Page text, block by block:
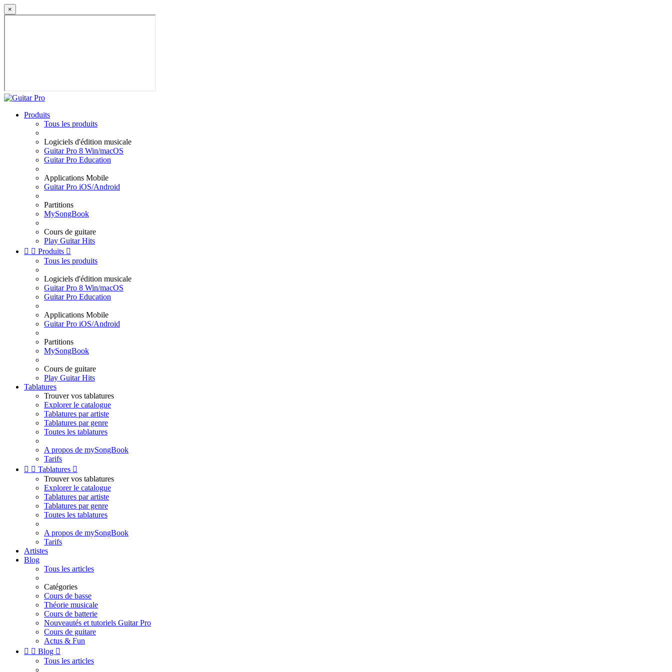
×
Produits
Tous les produits
Logiciels d'édition musicale
Guitar Pro 8 Win/macOS
Guitar Pro Education
Applications Mobile
Guitar Pro iOS/Android
Partitions
MySongBook
Cours de guitare
Play Guitar Hits
  Produits 
Tous les produits
Logiciels d'édition musicale
Guitar Pro 8 Win/macOS
Guitar Pro Education
Applications Mobile
Guitar Pro iOS/Android
Partitions
MySongBook
Cours de guitare
Play Guitar Hits
Tablatures
Trouver vos tablatures
Explorer le catalogue
Tablatures par artiste
Tablatures par genre
Toutes les tablatures
A propos de mySongBook
Tarifs
  Tablatures 
Trouver vos tablatures
Explorer le catalogue
Tablatures par artiste
Tablatures par genre
Toutes les tablatures
A propos de mySongBook
Tarifs
Artistes
Blog
Tous les articles
Catégories
Cours de basse
Théorie musicale
Cours de batterie
Nouveautés et tutoriels Guitar Pro
Cours de guitare
Actus & Fun
  Blog 
Tous les articles